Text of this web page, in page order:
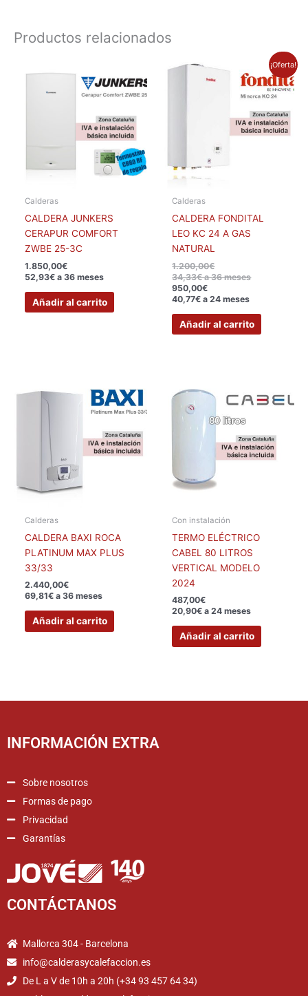
Productos relacionados
Calderas
CALDERA JUNKERS
CERAPUR COMFORT
ZWBE 25-3C
1.850,00€
52,93€ a 36 meses
Añadir al carrito
¡Oferta!
Calderas
CALDERA FONDITAL
LEO KC 24 A GAS
NATURAL
1.200,00€
34,33€ a 36 meses
precio
original
era:
950,00€
40,77€ a 24 meses
precio
actual
es:
Añadir al carrito
Calderas
CALDERA BAXI ROCA
PLATINUM MAX PLUS
33/33
2.440,00€
69,81€ a 36 meses
Añadir al carrito
Con instalación
TERMO ELÉCTRICO
CABEL 80 LITROS
VERTICAL MODELO
2024
487,00€
20,90€ a 24 meses
Añadir al carrito
INFORMACIÓN EXTRA
Sobre nosotros
Formas de pago
Privacidad
Garantías
CONTÁCTANOS
Mallorca 304 - Barcelona
info@calderasycalefaccion.es
De L a V de 10h a 20h (+34 93 457 64 34)